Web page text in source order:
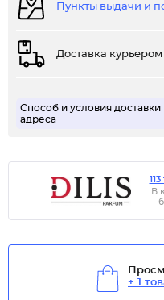
Пункты выдачи и
Доставка курьером
Способ и условия
адреса
В
+ 1